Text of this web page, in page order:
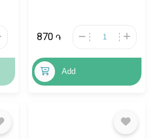
870 ֏
Add